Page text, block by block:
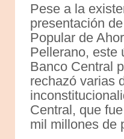
Pese a la
presentación
Popular de
Pellerano, este
Banco Central
rechazó varias
Central, que
mil millones de